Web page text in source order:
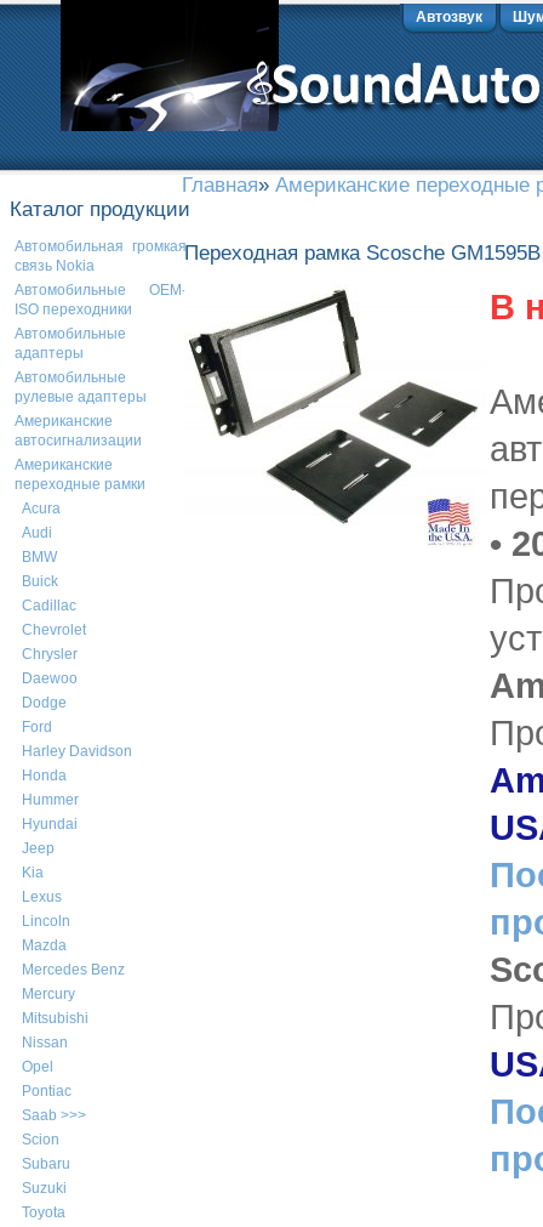
Автозвук
Каталог продукции
Автомобильная громкая
связь Nokia
Автомобильные OEM-
ISO переходники
Автомобильные
адаптеры
Автомобильные
рулевые адаптеры
Американские
автосигнализации
Американские
переходные рамки
Acura
Audi
BMW
Buick
Cadillac
Chevrolet
Chrysler
Daewoo
Dodge
Ford
Harley Davidson
Honda
Hummer
Hyundai
Jeep
Kia
Lexus
Lincoln
Mazda
Mercedes Benz
Mercury
Mitsubishi
Nissan
Opel
Pontiac
Saab >>>
Scion
Subaru
Suzuki
Toyota
Главная» Американские переходные
Переходная рамка Scosche
В
•